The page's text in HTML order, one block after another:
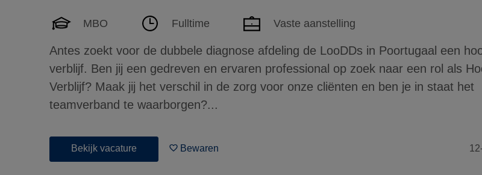
MBO Fulltime Vaste aanstelling
Antes zoekt voor de dubbele diagnose afdeling de LooDDs in Poortugaal een
verblijf. Ben jij een gedreven en ervaren professional op zoek naar een rol als
Verblijf? Maak jij het verschil in de zorg voor onze cliënten en ben je in staat het
teamverband te waarborgen?...
Bekijk vacature Bewaren